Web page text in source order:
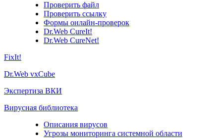
Проверить файл
Проверить ссылку
Формы онлайн-проверок
Dr.Web CureIt!
Dr.Web CureNet!
FixIt!
Dr.Web vxCube
Экспертиза ВКИ
Вирусная библиотека
Описания вирусов
Угрозы мониторинга системной области